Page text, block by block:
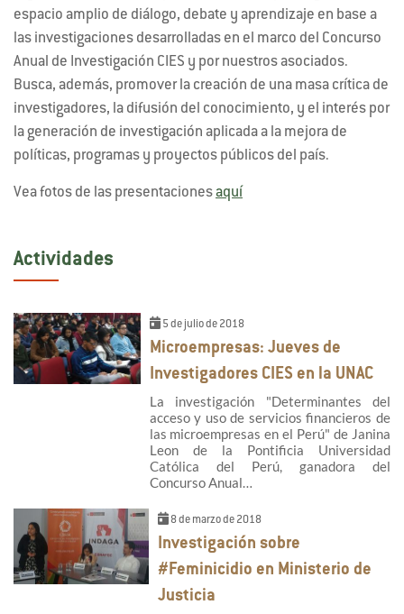
espacio amplio de diálogo, debate y aprendizaje en base a
las investigaciones desarrolladas en el marco del Concurso
Anual de Investigación CIES y por nuestros asociados.
Busca, además, promover la creación de una masa crítica de
investigadores, la difusión del conocimiento, y el interés por
la generación de investigación aplicada a la mejora de
políticas, programas y proyectos públicos del país.
Vea fotos de las presentacionesaquí
Actividades
5 de julio de 2018
Microempresas: Jueves de
Investigadores CIES en la UNAC
La investigación "Determinantes del
acceso y uso de servicios financieros de
las microempresas en el Perú" de Janina
Leon de la Pontificia Universidad
Católica del Perú, ganadora del
Concurso Anual…
8 de marzo de 2018
Investigación sobre
#Feminicidio en Ministerio de
Justicia